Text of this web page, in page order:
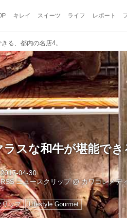
キレイ スイーツ ライフ レポート
る、都内の名店4。
ラスな和牛が堪能で
2017-04-30
RSS ニュースクリップ@カワコレメデ
リップ Lifestyle Gourmet